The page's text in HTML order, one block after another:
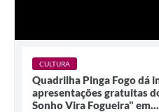
CULTURA
Quadrilha Pinga Fogo dá
apresentações gratuitas
Sonho Vira Fogueira" em...